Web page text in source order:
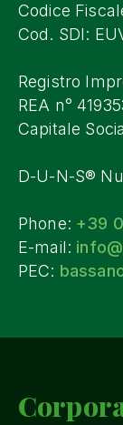
Codice
Cod. SDI:
Registro
REA n°
Capitale
D-U-N-S®
Phone: +39
E-mail:
PEC: